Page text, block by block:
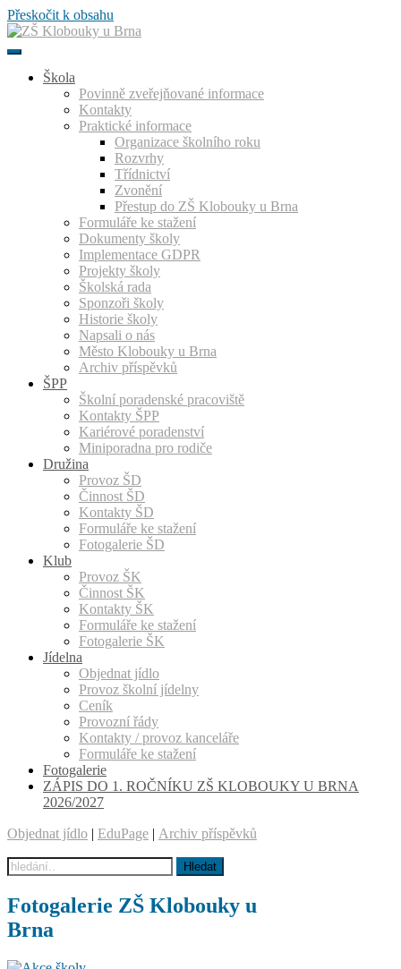
Přeskočit k obsahu
Škola
Povinně zveřejňované informace
Kontakty
Praktické informace
Organizace školního roku
Rozvrhy
Třídnictví
Zvonění
Přestup do ZŠ Klobouky u Brna
Formuláře ke stažení
Dokumenty školy
Implementace GDPR
Projekty školy
Školská rada
Sponzoři školy
Historie školy
Napsali o nás
Město Klobouky u Brna
Archiv příspěvků
ŠPP
Školní poradenské pracoviště
Kontakty ŠPP
Kariérové poradenství
Miniporadna pro rodiče
Družina
Provoz ŠD
Činnost ŠD
Kontakty ŠD
Formuláře ke stažení
Fotogalerie ŠD
Klub
Provoz ŠK
Činnost ŠK
Kontakty ŠK
Formuláře ke stažení
Fotogalerie ŠK
Jídelna
Objednat jídlo
Provoz školní jídelny
Ceník
Provozní řády
Kontakty / provoz kanceláře
Formuláře ke stažení
Fotogalerie
ZÁPIS DO 1. ROČNÍKU ZŠ KLOBOUKY U BRNA
2026/2027
Objednat jídlo | EduPage | Archiv příspěvků
Fotogalerie ZŠ Klobouky u
Brna